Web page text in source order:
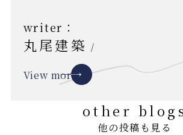
writer：
丸尾建築 /
View more
other
他の投稿も見る